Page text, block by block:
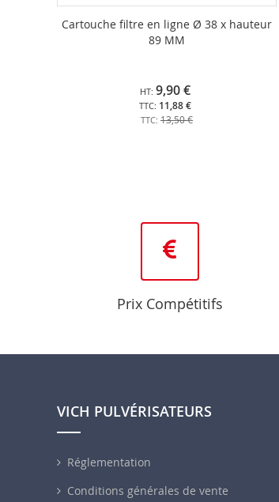
Cartouche filtre en ligne Ø 38 x hauteur
89 MM
11,88 €
9,90 €
13,50 €
Prix Compétitifs
VICH PULVÉRISATEURS
Réglementation
Conditions générales de vente